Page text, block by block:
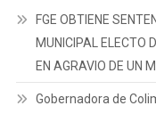
FGE OBTIENE
MUNICIPAL ELECTO
EN AGRAVIO DE UN
Gobernadora de